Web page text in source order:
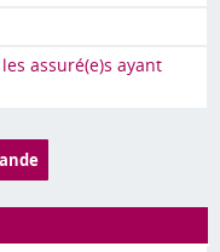
assuré(e)s ayant